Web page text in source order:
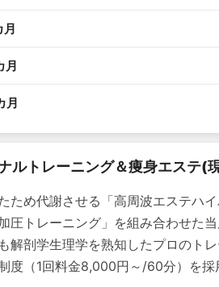
月
月
月
ルトレーニング＆痩身エステ(
ため代謝させる「高周波エステハ
圧トレーニング」を組み合わせた
解剖学生理学を熟知したプロのト
度（1回料金8,000円～/60分）を